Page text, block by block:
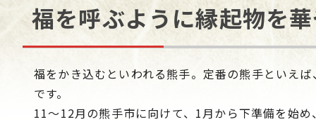
福を呼ぶように縁起物を
福をかき込むといわれる熊手。定番の熊手といえ
です。
11～12月の熊手市に向けて、1月から下準備を始